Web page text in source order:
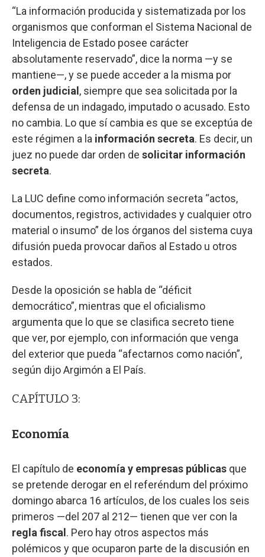
“La información producida y sistematizada por los
organismos que conforman el Sistema Nacional de
Inteligencia de Estado posee carácter
absolutamente reservado”, dice la norma —y se
mantiene—, y se puede acceder a la misma por
orden judicial , siempre que sea solicitada por la
defensa de un indagado, imputado o acusado. Esto
no cambia. Lo que sí cambia es que se exceptúa de
este régimen a la información secreta. Es decir, un
juez no puede dar orden de solicitar información
secreta.
La LUC define como información secreta “actos,
documentos, registros, actividades y cualquier otro
material o insumo” de los órganos del sistema cuya
difusión pueda provocar daños al Estado u otros
estados.
Desde la oposición se habla de “déficit
democrático”, mientras que el oficialismo
argumenta que lo que se clasifica secreto tiene
que ver, por ejemplo, con información que venga
del exterior que pueda “afectarnos como nación”,
según dijo Argimón a El País.
CAPÍTULO 3:
Economía
El capítulo de economía y empresas públicas que
se pretende derogar en el referéndum del próximo
domingo abarca 16 artículos, de los cuales los seis
primeros —del 207 al 212— tienen que ver con la
regla fiscal . Pero hay otros aspectos más
polémicos y que ocuparon parte de la discusión en